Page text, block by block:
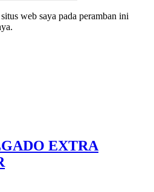
web saya pada peramban ini
EXTRA